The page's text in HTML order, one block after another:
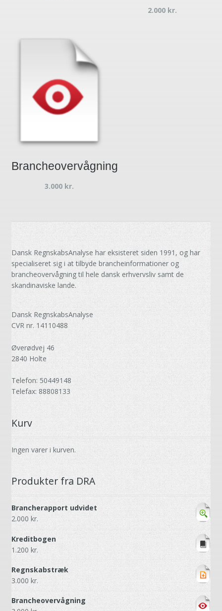
2.000 kr.
Brancheovervågning
3.000 kr.
Dansk RegnskabsAnalyse har eksisteret siden 1991, og har
specialiseret sig i at tilbyde brancheinformationer og
brancheovervågning til hele dansk erhvervsliv samt de
skandinaviske lande.
Dansk RegnskabsAnalyse
CVR nr. 14110488
Øverødvej 46
2840 Holte
Telefon: 50449148
Telefax: 88808133
Kurv
Ingen varer i kurven.
Produkter fra DRA
Brancherapport udvidet
2.000 kr.
Kreditbogen
1.200 kr.
Regnskabstræk
3.000 kr.
Brancheovervågning